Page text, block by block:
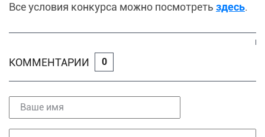
Все условия конкурса можно посмотреть здесь.
КОММЕНТАРИИ 0